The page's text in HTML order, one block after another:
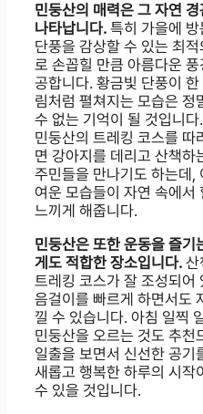
민둥산의 매력은 그 자연 경
나타납니다. 특히 가을에 방
단풍을 감상할 수 있는 최적
로 손꼽힐 만큼 아름다운 풍
공합니다. 황금빛 단풍이 한
림처럼 펼쳐지는 모습은 정
수 없는 기억이 될 것입니
민둥산의 트레킹 코스를 따
면 강아지를 데리고 산책하
주민들을 만나기도 하는데,
여운 모습들이 자연 속에서
느끼게 해줍니다.
민둥산은 또한 운동을 즐기
게도 적합한 장소입니다. 산
트레킹 코스가 잘 조성되어
음걸이를 빠르게 하면서도
낄 수 있습니다. 아침 일찍
민둥산을 오르는 것도 추천
일출을 보면서 신선한 공기
새롭고 행복한 하루의 시작
수 있을 것입니다.